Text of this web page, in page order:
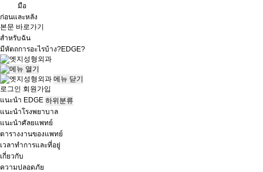
มือ
ก่อนและหลัง
본문 바로가기
สำหรับฉัน
มีหัตถการอะไรบ้าง?EDGE?
메뉴 닫기
로그인 회원가입
แนะนำ EDGE 하위분류
แนะนำโรงพยาบาล
แนะนำศัลยแพทย์
ตารางงานของแพทย์
เวลาทำการและที่อยู่
เกี่ยวกับ
ความปลอดภัย